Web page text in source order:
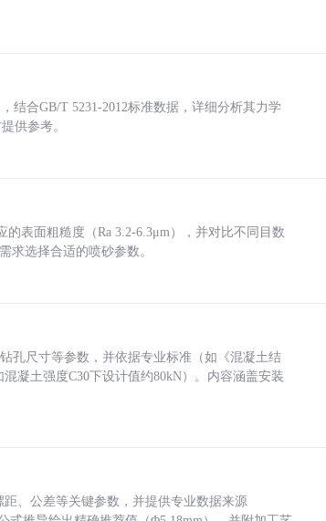
结合GB/T 5231-2012标准数据，详细分析其力学
供参考。
表面粗糙度（Ra 3.2-6.3μm），并对比不同目数
求选择合适的喷砂参数。
孔尺寸等参数，并依据专业标准（如《混凝土结
凝土强度C30下设计值约80kN）。内容涵盖安装
、公差等关键参数，并提供专业数据来源